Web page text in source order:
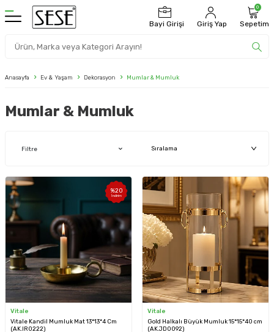
Bayi Girişi Giriş Yap
0
Sepetim
Anasayfa Ev & Yaşam Dekorasyon Mumlar & Mumluk
Mumlar & Mumluk
Filtre
%20
İndirim
Vitale
Vitale Kandil Mumluk Mat 13*13*4 Cm
(AK.IR0222)
Vitale
Gold Halkalı Büyük Mumluk 15*15*40 cm
(AK.JD0092)